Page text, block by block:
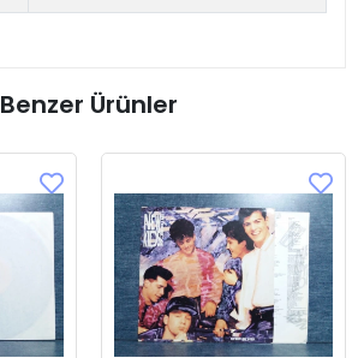
Benzer Ürünler